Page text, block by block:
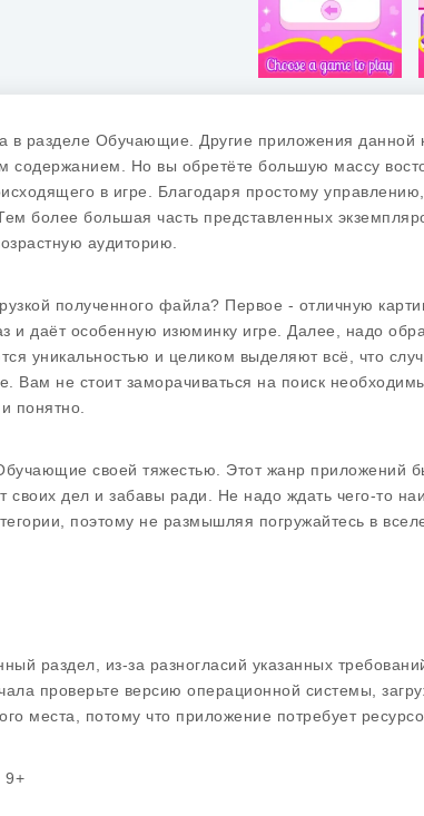
в разделе Обучающие. Другие приложения данной
Но вы обретёте большую массу
в игре. Благодаря простому
более большая часть представленных
аудиторию.
полученного файла? Первое - отличную
и даёт особенную изюминку игре. Далее, надо
уникальностью и целиком выделяют всё, что
Вам не стоит заморачиваться на поиск
понятно.
своей тяжестью. Этот жанр приложений
своих дел и забавы ради. Не надо ждать чего-то
поэтому не размышляя погружайтесь в
раздел, из-за разногласий указанных
проверьте версию операционной системы,
места, потому что приложение потребует
9+